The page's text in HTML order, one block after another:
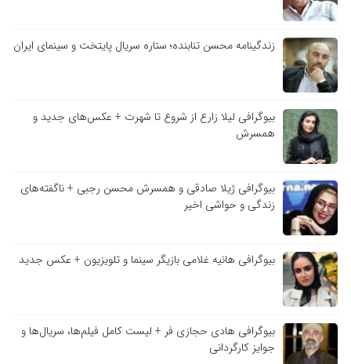
زندگینامه محسن تنابنده؛ ستاره سریال پایتخت و سینمای ایران
بیوگرافی لیلا زارع از شروع تا شهرت + عکس‌های جدید و
همسرش
بیوگرافی ژیلا صادقی و همسرش محسن رجبی + ناگفته‌های
زندگی و حواشی اخیر
بیوگرافی هانیه غلامی بازیگر سینما و تلویزیون + عکس جدید
بیوگرافی هادی حجازی فر + لیست کامل فیلم‌ها، سریال‌ها و
جوایز کارگردانی